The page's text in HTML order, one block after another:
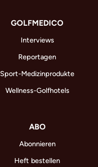
GOLFMEDICO
Interviews
Reportagen
Sport-Medizinprodukte
Wellness-Golfhotels
ABO
Abonnieren
Heft bestellen